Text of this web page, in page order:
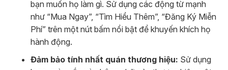
bạn muốn họ làm gì. Sử dụng các động từ mạnh
như “Mua Ngay”, “Tìm Hiểu Thêm”, “Đăng Ký Miễn
Phí” trên một nút bấm nổi bật để khuyến khích họ
hành động.
Đảm bảo tính nhất quán thương hiệu: Sử dụng